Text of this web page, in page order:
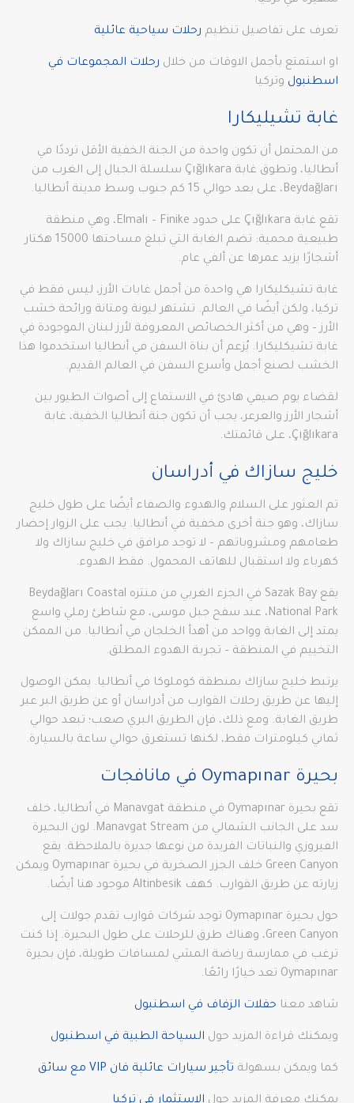
تعرف على تفاصيل تنظيم رحلات سياحية عائلية
او استمتع بأجمل الاوقات من خلال رحلات المجموعات في
اسطنبول وتركيا
غابة تشيليكارا
من المحتمل أن تكون واحدة من الجنة الخفية الأقل ترددًا في
أنطاليا، وتطوق غابة Çığlıkara سلسلة الجبال إلى الغرب من
Beydağları، على بعد حوالي 15 كم جنوب وسط مدينة أنطاليا.
تقع غابة Çığlıkara على حدود Elmalı – Finike، وهي منطقة
طبيعية محمية: تضم الغابة التي تبلغ مساحتها 15000 هكتار
أشجارًا يزيد عمرها عن ألفي عام.
غابة تشيكليكارا هي واحدة من أجمل غابات الأرز، ليس فقط في
تركيا، ولكن أيضًا في العالم. تشتهر ليونة ومتانة ورائحة خشب
الأرز – وهي من أكثر الخصائص المعروفة لأرز لبنان الموجودة في
غابة تشيكليكارا. يُزعم أن بناة السفن في أنطاليا استخدموا هذا
الخشب لصنع أجمل وأسرع السفن في العالم القديم.
لقضاء يوم صيفي هادئ في الاستماع إلى أصوات الطيور بين
أشجار الأرز والعرعر، يجب أن تكون جنة أنطاليا الخفية، غابة
Çığlıkara، على قائمتك.
خليج سازاك في أدراسان
تم العثور على السلام والهدوء والصفاء أيضًا على طول خليج
سازاك، وهو جنة أخرى مخفية في أنطاليا. يجب على الزوار إحضار
طعامهم ومشروباتهم – لا توجد مرافق في خليج سازاك ولا
كهرباء ولا استقبال للهاتف المحمول. فقط الهدوء.
يقع Sazak Bay في الجزء الغربي من منتزه Beydağları Coastal
National Park، عند سفح جبل موسى، مع شاطئ رملي واسع
يمتد إلى الغابة وواحد من أهدأ الخلجان في أنطاليا. من الممكن
التخييم في المنطقة – تجربة الهدوء المطلق.
يرتبط خليج سازاك بمنطقة كوملوكا في أنطاليا. يمكن الوصول
إليها عن طريق رحلات القوارب من أدراسان أو عن طريق البر عبر
طريق الغابة. ومع ذلك، فإن الطريق البري صعب؛ تبعد حوالي
ثماني كيلومترات فقط، لكنها تستغرق حوالي ساعة بالسيارة.
بحيرة Oymapınar في مانافجات
تقع بحيرة Oymapınar في منطقة Manavgat في أنطاليا، خلف
سد على الجانب الشمالي من Manavgat Stream. لون البحيرة
الفيروزي والنباتات الفريدة من نوعها جديرة بالملاحظة. يقع
Green Canyon خلف الجزر الصخرية في بحيرة Oymapınar ويمكن
زيارته عن طريق القوارب. كهف Altinbesik موجود هنا أيضًا.
حول بحيرة Oymapınar توجد شركات قوارب تقدم جولات إلى
Green Canyon، وهناك طرق للرحلات على طول البحيرة. إذا كنت
ترغب في ممارسة رياضة المشي لمسافات طويلة، فإن بحيرة
Oymapınar تعد خيارًا رائعًا.
شاهد معنا حفلات الزفاف في اسطنبول
ويمكنك قراءة المزيد حول السياحة الطبية في اسطنبول
كما ويمكن بسهولة تأجير سيارات عائلية فان VIP مع سائق